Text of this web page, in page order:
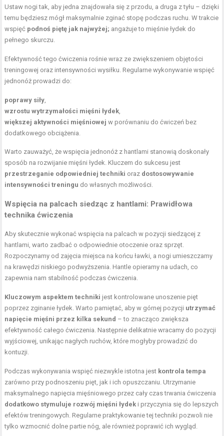
Ustaw nogi tak, aby jedna znajdowała się z przodu, a druga z tyłu – dzięki
temu będziesz mógł maksymalnie zginać stopę podczas ruchu. W trakcie
wspięć podnoś piętę jak najwyżej; angażuje to mięśnie łydek do
pełnego skurczu.
Efektywność tego ćwiczenia rośnie wraz ze zwiększeniem objętości
treningowej oraz intensywności wysiłku. Regularne wykonywanie wspięć
jednonóż prowadzi do:
poprawy siły
wzrostu wytrzymałości mięśni łydek
większej aktywności mięśniowej w porównaniu do ćwiczeń bez
dodatkowego obciążenia.
Warto zauważyć, że wspięcia jednonóż z hantlami stanowią doskonały
sposób na rozwijanie mięśni łydek. Kluczem do sukcesu jest
przestrzeganie odpowiedniej techniki oraz dostosowywanie
intensywności treningu do własnych możliwości.
Wspięcia na palcach siedząc z hantlami: Prawidłowa
technika ćwiczenia
Aby skutecznie wykonać wspięcia na palcach w pozycji siedzącej z
hantlami, warto zadbać o odpowiednie otoczenie oraz sprzęt.
Rozpoczynamy od zajęcia miejsca na końcu ławki, a nogi umieszczamy
na krawędzi niskiego podwyższenia. Hantle opieramy na udach, co
zapewnia nam stabilność podczas ćwiczenia.
Kluczowym aspektem techniki jest kontrolowane unoszenie pięt
poprzez zginanie łydek. Warto pamiętać, aby w górnej pozycji utrzymać
napięcie mięśni przez kilka sekund – to znacząco zwiększa
efektywność całego ćwiczenia. Następnie delikatnie wracamy do pozycji
wyjściowej, unikając nagłych ruchów, które mogłyby prowadzić do
kontuzji.
Podczas wykonywania wspięć niezwykle istotna jest kontrola tempa
zarówno przy podnoszeniu pięt, jak i ich opuszczaniu. Utrzymanie
maksymalnego napięcia mięśniowego przez cały czas trwania ćwiczenia
dodatkowo stymuluje rozwój mięśni łydek i przyczynia się do lepszych
efektów treningowych. Regularne praktykowanie tej techniki pozwoli nie
tylko wzmocnić dolne partie nóg, ale również poprawić ich wygląd.